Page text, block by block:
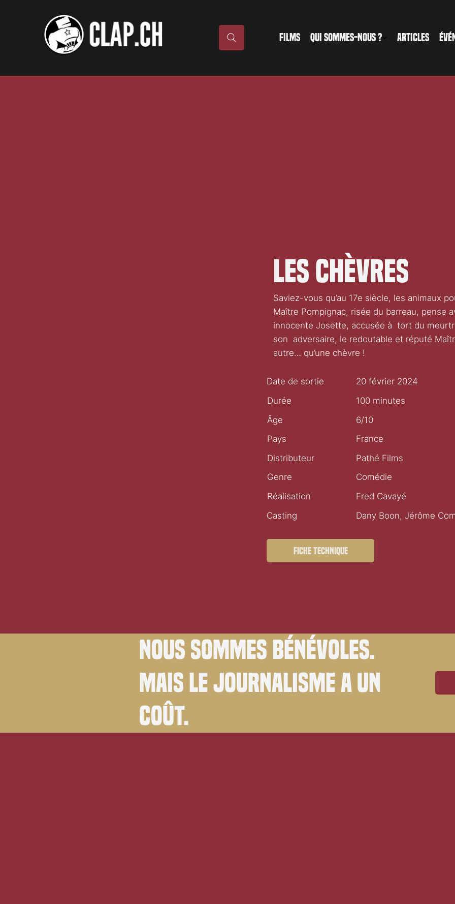
FILMS QUI SOMMES-NOUS ? ARTICLES
Les Chèvres
Saviez-vous qu’au 17e siècle, les animaux
Maître Pompignac, risée du barreau, pense
innocente Josette, accusée à tort du
son adversaire, le redoutable et réputé
autre… qu’une chèvre !
Date de sortie
20 février 2024
Durée
100 minutes
Âge
6/10
Pays
France
Distributeur
Pathé Films
Genre
Comédie
Réalisation
Fred Cavayé
Casting
Dany Boon, Jérôme
Fiche technique
Nous sommes bénévoles.
Mais le journalisme a un
coût.